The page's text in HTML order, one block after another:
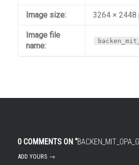
Image size: 3264 × 2448
Image file
name:
0 COMMENTS ON “
ADD YOURS →